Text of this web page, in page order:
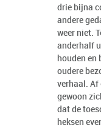
drie bijna
andere
weer niet.
anderhalf
houden en
oudere
verhaal. Af
gewoon
dat de
heksen